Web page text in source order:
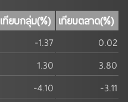
เทียบกลุ่ม(%) เทียบตลาด(%)
-1.37
0.02
1.30
3.80
-4.10
-3.11